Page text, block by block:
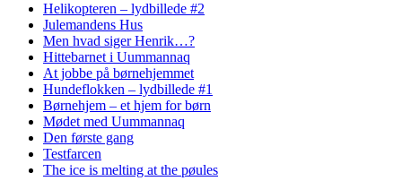
Helikopteren – lydbillede #2
Julemandens Hus
Men hvad siger Henrik…?
Hittebarnet i Uummannaq
At jobbe på børnehjemmet
Hundeflokken – lydbillede #1
Børnehjem – et hjem for børn
Mødet med Uummannaq
Den første gang
Testfarcen
The ice is melting at the pøules